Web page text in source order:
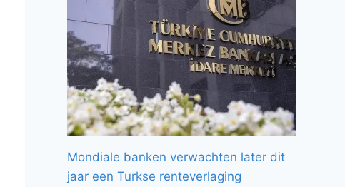
Mondiale banken verwachten later dit
jaar een Turkse renteverlaging